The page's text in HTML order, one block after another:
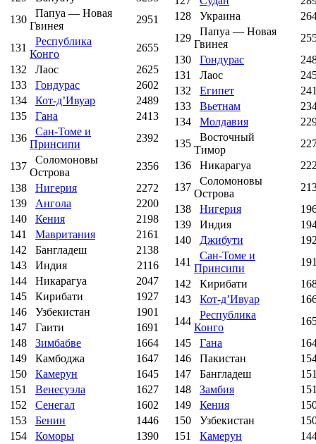
130
Папуа — Новая
Гвинея
2951
131
Республика
Конго
2655
132
Лаос
2625
133
Гондурас
2602
134
Кот-д’Ивуар
2489
135
Гана
2413
136
Сан-Томе и
Принсипи
2392
137
Соломоновы
Острова
2356
138
Нигерия
2272
139
Ангола
2200
140
Кения
2198
141
Мавритания
2161
142
Бангладеш
2138
143
Индия
2116
144
Никарагуа
2047
145
Кирибати
1927
146
Узбекистан
1901
147
Гаити
1691
148
Зимбабве
1664
149
Камбоджа
1647
150
Камерун
1645
151
Венесуэла
1627
152
Сенегал
1602
153
Бенин
1446
154
Коморы
1390
128
Украина
129
Папуа — Новая
Гвинея
130
Гондурас
131
Лаос
132
Египет
133
Вьетнам
134
Молдавия
135
Восточный
Тимор
136
Никарагуа
137
Соломоновы
Острова
138
Нигерия
139
Индия
140
Джибути
141
Сан-Томе и
Принсипи
142
Кирибати
143
Кот-д’Ивуар
144
Республика
Конго
145
Гана
146
Пакистан
147
Бангладеш
148
Замбия
149
Кения
150
Узбекистан
151
Камерун